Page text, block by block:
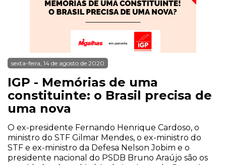
sexta-feira, 14 de agosto de 2020
IGP - Memórias de uma
constituinte: o Brasil precisa de
uma nova
O ex-presidente Fernando Henrique Cardoso, o
ministro do STF Gilmar Mendes, o ex-ministro do
STF e ex-ministro da Defesa Nelson Jobim e o
presidente nacional do PSDB Bruno Araújo são os